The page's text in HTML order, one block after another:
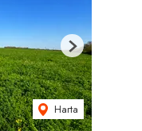
Harta
Next